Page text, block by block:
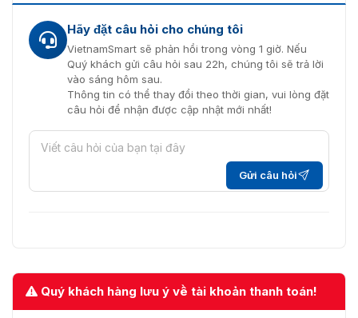
Hãy đặt câu hỏi cho chúng tôi
VietnamSmart sẽ phản hồi trong vòng 1 giờ. Nếu
Quý khách gửi câu hỏi sau 22h, chúng tôi sẽ trả lời
vào sáng hôm sau.
Thông tin có thể thay đổi theo thời gian, vui lòng đặt
câu hỏi để nhận được cập nhật mới nhất!
Gửi câu hỏi
Quý khách hàng lưu ý về tài khoản thanh toán!